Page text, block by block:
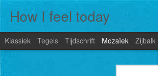
How I feel today
Klassiek Tegels Tijdschrift Mozaïek Zijbalk